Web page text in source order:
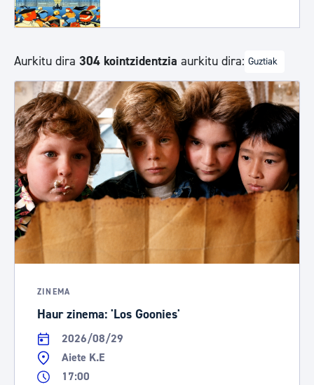
Aurkitu dira 304 kointzidentzia aurkitu dira: Guztiak
ZINEMA
Haur zinema: 'Los Goonies'
2026/08/29
Aiete K.E
17:00